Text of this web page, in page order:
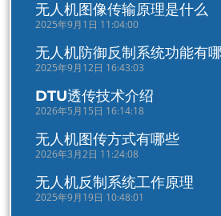
无人机图像传输原理是什么
2025年9月1日 11:04:00
无人机防御反制系统功能有
2025年9月12日 16:43:03
DTU透传技术介绍
2026年5月15日 16:14:18
无人机图传方式有哪些
2026年3月2日 11:24:08
无人机反制系统工作原理
2025年9月19日 10:48:01